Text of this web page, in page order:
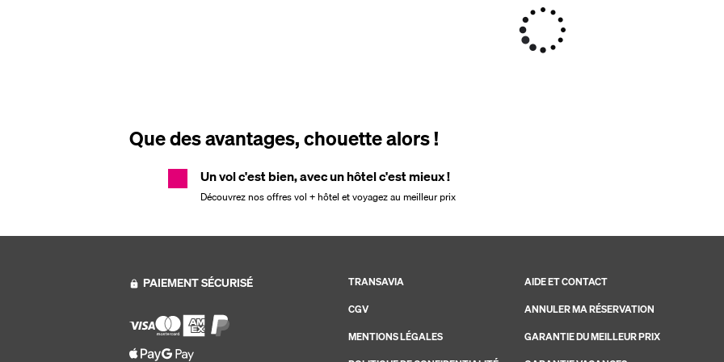
Que des avantages, chouette alors !
Un vol c'est bien, avec un hôtel c'est mieux !
Découvrez nos offres vol + hôtel et voyagez au meilleur prix
PAIEMENT SÉCURISÉ
TRANSAVIA
CGV
MENTIONS LÉGALES
AIDE ET CONTACT
ANNULER MA RÉSERVATION
GARANTIE DU MEILLEUR PRIX